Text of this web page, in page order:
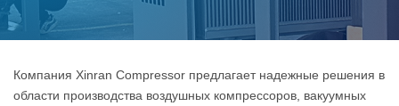
Компания Xinran Compressor предлагает надежные решения в
области производства воздушных компрессоров, вакуумных